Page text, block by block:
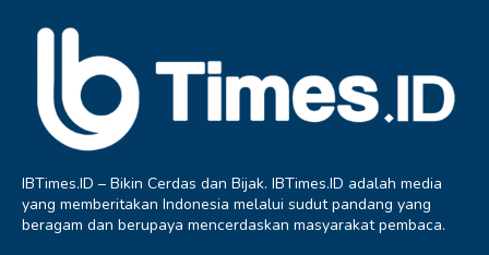
IBTimes.ID – Bikin Cerdas dan Bijak. IBTimes.ID adalah media
yang memberitakan Indonesia melalui sudut pandang yang
beragam dan berupaya mencerdaskan masyarakat pembaca.